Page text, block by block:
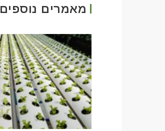
מאמרים נוספים